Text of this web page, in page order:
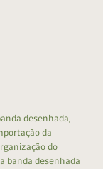
desenhada,
da
do
banda desenhada